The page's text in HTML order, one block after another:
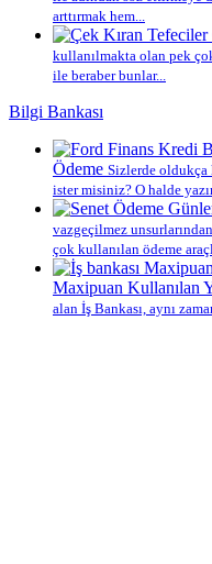
arttırmak hem...
kullanılmakta olan pek
ile beraber bunlar...
Bilgi Bankası
Ödeme Sizlerde oldukça
ister misiniz? O halde
vazgeçilmez
çok kullanılan ödeme
Maxipuan Kullanılan
alan İş Bankası, aynı